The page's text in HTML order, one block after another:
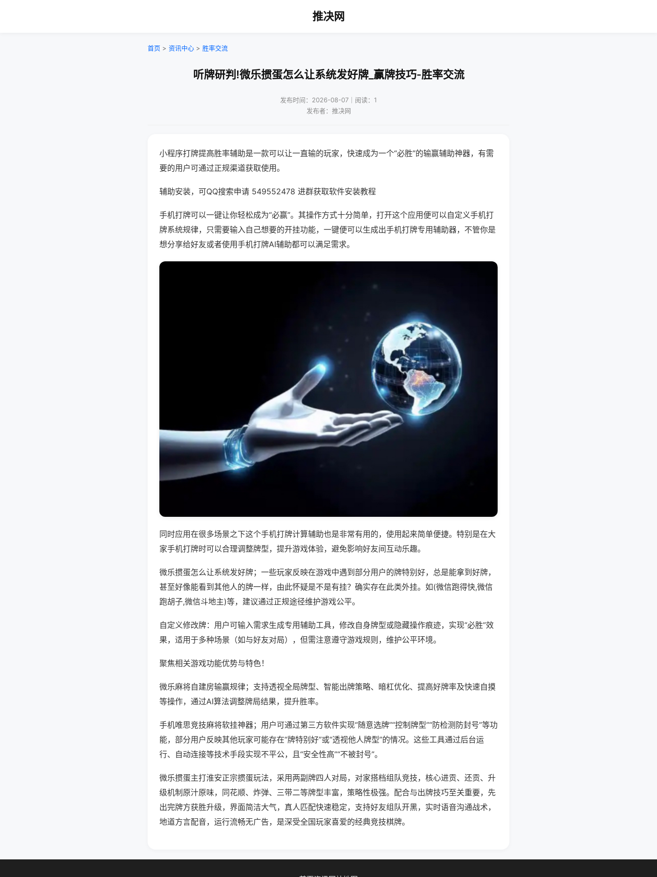
推决网
首页 > 资讯中心 > 胜率交流
听牌研判!微乐掼蛋怎么让系统发好牌_赢牌技巧-胜率交流
发布时间：2026-08-07｜阅读：1
发布者：推决网
小程序打牌提高胜率辅助是一款可以让一直输的玩家，快速成为一个“必胜”的输赢辅助神器，有需
要的用户可通过正规渠道获取使用。
辅助安装，可QQ搜索申请 549552478 进群获取软件安装教程
手机打牌可以一键让你轻松成为“必赢”。其操作方式十分简单，打开这个应用便可以自定义手机打
牌系统规律，只需要输入自己想要的开挂功能，一键便可以生成出手机打牌专用辅助器，不管你是
想分享给好友或者使用手机打牌AI辅助都可以满足需求。
同时应用在很多场景之下这个手机打牌计算辅助也是非常有用的，使用起来简单便捷。特别是在大
家手机打牌时可以合理调整牌型，提升游戏体验，避免影响好友间互动乐趣。
微乐掼蛋怎么让系统发好牌；一些玩家反映在游戏中遇到部分用户的牌特别好，总是能拿到好牌，
甚至好像能看到其他人的牌一样，由此怀疑是不是有挂？确实存在此类外挂。如(微信跑得快,微信
跑胡子,微信斗地主)等，建议通过正规途径维护游戏公平。
自定义修改牌：用户可输入需求生成专用辅助工具，修改自身牌型或隐藏操作痕迹，实现“必胜”效
果，适用于多种场景（如与好友对局），但需注意遵守游戏规则，维护公平环境。
聚焦相关游戏功能优势与特色！
微乐麻将自建房输赢规律；支持透视全局牌型、智能出牌策略、暗杠优化、提高好牌率及快速自摸
等操作，通过AI算法调整牌局结果，提升胜率。
手机唯思竞技麻将软挂神器；用户可通过第三方软件实现“随意选牌”“控制牌型”“防检测防封号”等功
能，部分用户反映其他玩家可能存在“牌特别好”或“透视他人牌型”的情况。这些工具通过后台运
行、自动连接等技术手段实现不平公，且“安全性高”“不被封号”。
微乐掼蛋主打淮安正宗掼蛋玩法，采用两副牌四人对局，对家搭档组队竞技，核心进贡、还贡、升
级机制原汁原味，同花顺、炸弹、三带二等牌型丰富，策略性极强。配合与出牌技巧至关重要，先
出完牌方获胜升级，界面简洁大气，真人匹配快速稳定，支持好友组队开黑，实时语音沟通战术，
地道方言配音，运行流畅无广告，是深受全国玩家喜爱的经典竞技棋牌。